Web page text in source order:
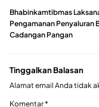
Bhabinkamtibmas
Pengamanan Penyaluran
Cadangan Pangan
Tinggalkan Balasan
Alamat email Anda tidak
Komentar*